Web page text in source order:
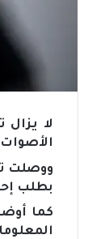
لا
ووصلت
بطلب
كما